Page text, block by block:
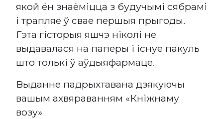
якой ён знаёміцца з будучымі сябрамі
і трапляе ў свае першыя прыгоды.
Гэта гісторыя яшчэ ніколі не
выдавалася на паперы і існуе пакуль
што толькі ў аўдыяфармаце.
Выданне падрыхтавана дзякуючы
вашым ахвяраванням «Кніжнаму
возу»